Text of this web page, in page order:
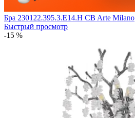
Бра 230122.395.3.E14.H CB Arte Milano
Быстрый просмотр
-15 %